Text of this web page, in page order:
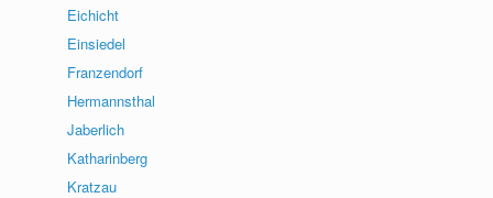
Eichicht
Einsiedel
Franzendorf
Hermannsthal
Jaberlich
Katharinberg
Kratzau